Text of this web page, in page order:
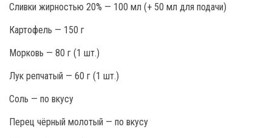
Сливки жирностью 20% — 100 мл (+ 50 мл для подачи)
Картофель — 150 г
Морковь — 80 г (1 шт.)
Лук репчатый — 60 г (1 шт.)
Соль — по вкусу
Перец чёрный молотый — по вкусу